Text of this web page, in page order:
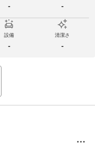
- -
設備
-
清潔さ
-